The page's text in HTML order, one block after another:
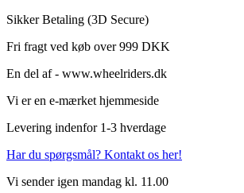
Videre
indhold
Sikker Betaling (3D Secure)
Fri fragt ved køb over 999 DKK
En del af - www.wheelriders.dk
Vi er en e-mærket hjemmeside
Levering indenfor 1-3 hverdage
Har du spørgsmål? Kontakt os her!
Vi sender igen mandag kl. 11.00